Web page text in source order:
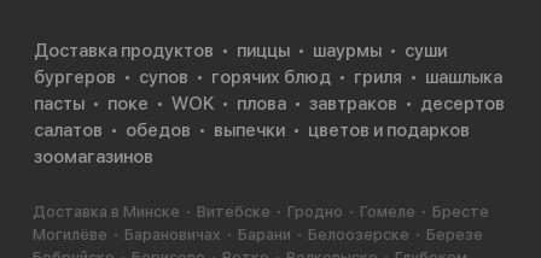
Доставка продуктов пиццы шаурмы
суши
бургеров
супов горячих блюд гриля
шашлыка
пасты
поке WOK плова завтраков
десертов
салатов
обедов выпечки
цветов и подарков
зоомагазинов
Доставка в Минске Витебске Гродно Гомеле
Бресте
Могилёве
Барановичах Барани Белоозерске
Березе